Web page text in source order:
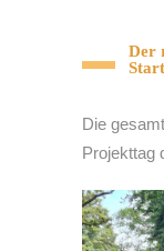
Der
Die
Projekttag